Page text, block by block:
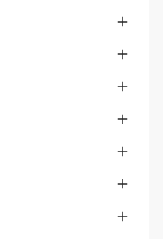






